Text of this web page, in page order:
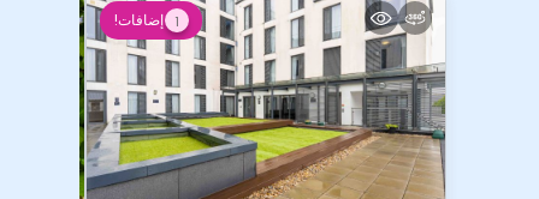
1 إضافات!